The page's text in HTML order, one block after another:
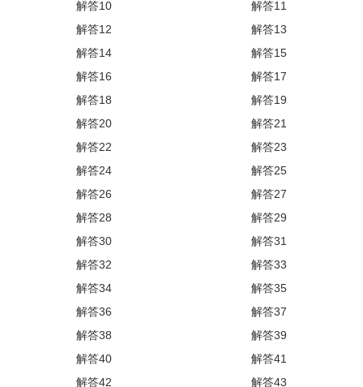
解答10
解答11
解答12
解答13
解答14
解答15
解答16
解答17
解答18
解答19
解答20
解答21
解答22
解答23
解答24
解答25
解答26
解答27
解答28
解答29
解答30
解答31
解答32
解答33
解答34
解答35
解答36
解答37
解答38
解答39
解答40
解答41
解答42
解答43